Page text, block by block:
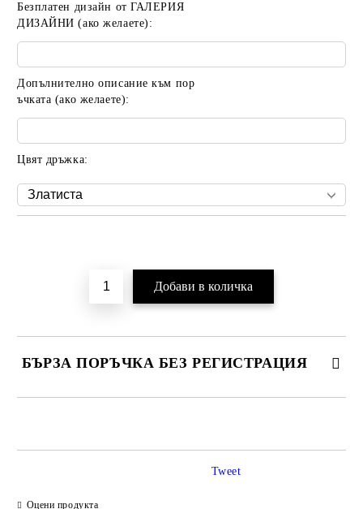
Безплатен дизайн от ГАЛЕРИЯ
ДИЗАЙНИ (ако желаете):
Допълнително описание към пор
ъчката (ако желаете):
Цвят дръжка:
БЪРЗА ПОРЪЧКА БЕЗ РЕГИСТРАЦИЯ
Оцени продукта
Tweet